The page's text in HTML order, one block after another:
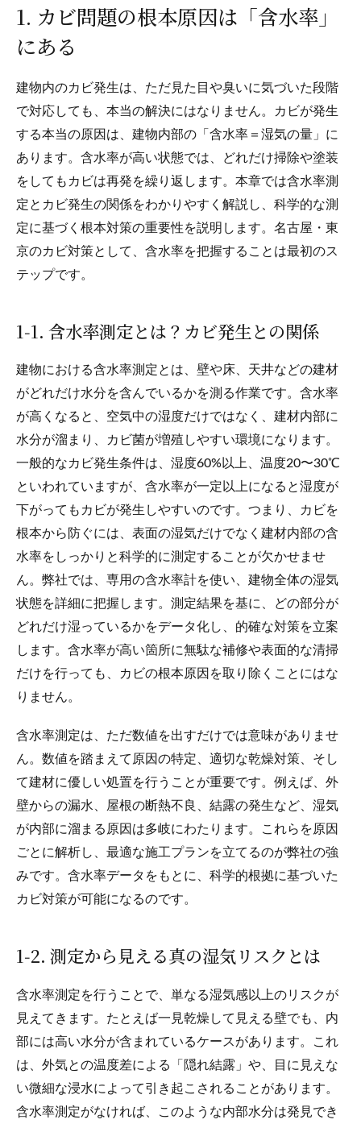
1. カビ問題の根本原因は「含水率」
にある
建物内のカビ発生は、ただ見た目や臭いに気づいた段階
で対応しても、本当の解決にはなりません。カビが発生
する本当の原因は、建物内部の「含水率＝湿気の量」に
あります。含水率が高い状態では、どれだけ掃除や塗装
をしてもカビは再発を繰り返します。本章では含水率測
定とカビ発生の関係をわかりやすく解説し、科学的な測
定に基づく根本対策の重要性を説明します。名古屋・東
京のカビ対策として、含水率を把握することは最初のス
テップです。
1‑1. 含水率測定とは？カビ発生との関係
建物における含水率測定とは、壁や床、天井などの建材
がどれだけ水分を含んでいるかを測る作業です。含水率
が高くなると、空気中の湿度だけではなく、建材内部に
水分が溜まり、カビ菌が増殖しやすい環境になります。
一般的なカビ発生条件は、湿度60%以上、温度20〜30℃
といわれていますが、含水率が一定以上になると湿度が
下がってもカビが発生しやすいのです。つまり、カビを
根本から防ぐには、表面の湿気だけでなく建材内部の含
水率をしっかりと科学的に測定することが欠かせませ
ん。弊社では、専用の含水率計を使い、建物全体の湿気
状態を詳細に把握します。測定結果を基に、どの部分が
どれだけ湿っているかをデータ化し、的確な対策を立案
します。含水率が高い箇所に無駄な補修や表面的な清掃
だけを行っても、カビの根本原因を取り除くことにはな
りません。
含水率測定は、ただ数値を出すだけでは意味がありませ
ん。数値を踏まえて原因の特定、適切な乾燥対策、そし
て建材に優しい処置を行うことが重要です。例えば、外
壁からの漏水、屋根の断熱不良、結露の発生など、湿気
が内部に溜まる原因は多岐にわたります。これらを原因
ごとに解析し、最適な施工プランを立てるのが弊社の強
みです。含水率データをもとに、科学的根拠に基づいた
カビ対策が可能になるのです。
1‑2. 測定から見える真の湿気リスクとは
含水率測定を行うことで、単なる湿気感以上のリスクが
見えてきます。たとえば一見乾燥して見える壁でも、内
部には高い水分が含まれているケースがあります。これ
は、外気との温度差による「隠れ結露」や、目に見えな
い微細な浸水によって引き起こされることがあります。
含水率測定がなければ、このような内部水分は発見でき